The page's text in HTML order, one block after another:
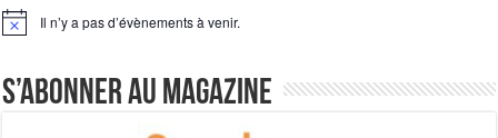
Notice Il n’y a pas d’évènements à venir.
S’abonner au magazine